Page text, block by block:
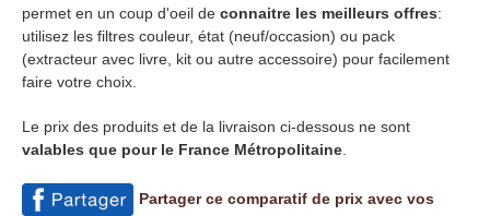
permet en un coup d'oeil de connaitre les meilleurs offres:
utilisez les filtres couleur, état (neuf/occasion) ou pack
(extracteur avec livre, kit ou autre accessoire) pour facilement
faire votre choix.
Le prix des produits et de la livraison ci-dessous ne sont
valables que pour le France Métropolitaine
Partager ce comparatif de prix avec vos